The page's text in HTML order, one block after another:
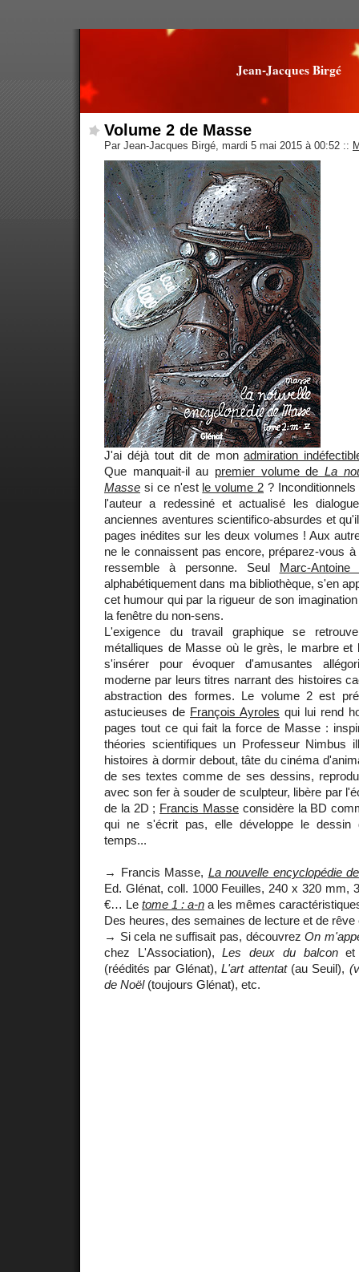
Jean-Jacques Birgé
Volume 2 de Masse
Par Jean-Jacques Birgé, mardi 5 mai 2015 à 00:52 ::
J'ai déjà tout dit de monadmiration
Que manquait-il au premier volume de La
Masse si ce n'est le volume 2 ?
l'auteur a redessiné et actualisé les
anciennes aventures scientifico-absurdes et
pages inédites sur les deux volumes ! Aux
ne le connaissent pas encore, préparez-vous
ressemble à personne. Seul Marc-Antoine
alphabétiquement dans ma bibliothèque, s'en
cet humour qui par la rigueur de son
la fenêtre du non-sens.
L'exigence du travail graphique se
métalliques de Masse où le grès, le marbre et
s'insérer pour évoquer d'amusantes
moderne par leurs titres narrant des histoires
abstraction des formes. Le volume 2 est
astucieuses de François Ayroles qui lui rend
pages tout ce qui fait la force de Masse :
théories scientifiques un Professeur Nimbus
histoires à dormir debout, tâte du cinéma
de ses textes comme de ses dessins,
avec son fer à souder de sculpteur, libère par
de la 2D ; Francis Masseconsidère la BD
qui ne s'écrit pas, elle développe le dessin
temps...
→ Francis Masse, La nouvelle encyclopédie
Ed. Glénat, coll. 1000 Feuilles, 240 x 320 mm,
€… Le tome 1 : a-n a les mêmes
Des heures, des semaines de lecture et de
→ Si cela ne suffisait pas, découvrezOn
chez L'Association),Les deux du balcon
(réédités par Glénat),L'art attentat(au Seuil),
de Noël(toujours Glénat), etc.